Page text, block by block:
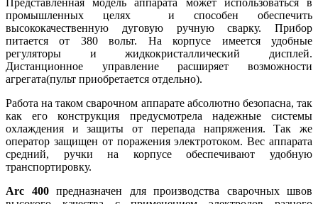
Представленная модель аппарата может использоваться в
промышленных целях и способен обеспечить
высококачественную дуговую ручную сварку. Прибор
питается от 380 вольт. На корпусе имеется удобные
регуляторы и жидкокристаллический дисплей.
Дистанционное управление расширяет возможности
агрегата(пульт приобретается отдельно).
Работа на таком сварочном аппарате абсолютно безопасна, так
как его конструкция предусмотрела надежные системы
охлаждения и защиты от перепада напряжения. Так же
оператор защищен от поражения электротоком. Вес аппарата
средний, ручки на корпусе обеспечивают удобную
транспортировку.
Arc 400предназначен для производства сварочных швов